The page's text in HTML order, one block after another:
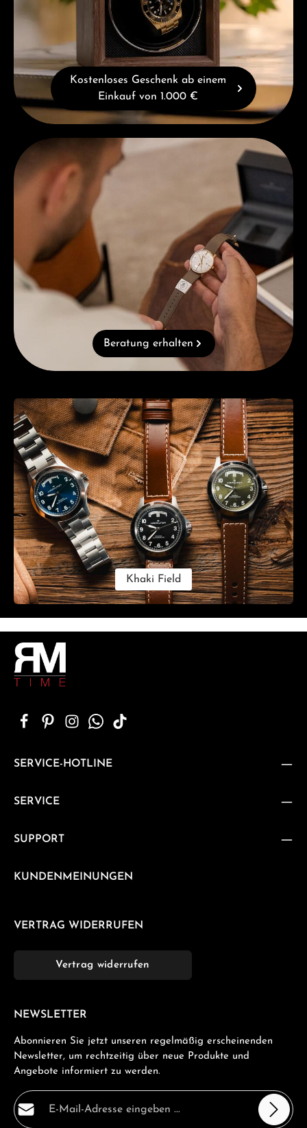
Kostenloses Geschenk ab einem
Einkauf von 1.000 €
Beratung erhalten
Beratung erhalten
Kategoriegalerie überspringen
Khaki Field
SERVICE-HOTLINE
SERVICE
SUPPORT
KUNDENMEINUNGEN
VERTRAG WIDERRUFEN
Vertrag widerrufen
NEWSLETTER
Abonnieren Sie jetzt unseren regelmäßig erscheinenden
Newsletter, um rechtzeitig über neue Produkte und
Angebote informiert zu werden.
E-Mail-Adresse*